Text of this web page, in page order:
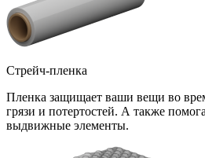
Стрейч-пленка
Пленка защищает ваши вещи во
грязи и потертостей. А также
выдвижные элементы.